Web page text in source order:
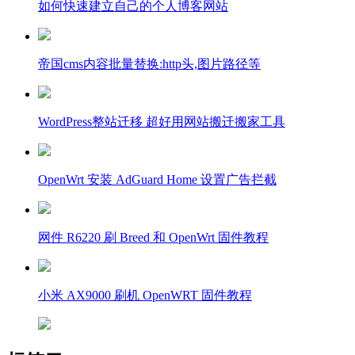
如何快速建立自己的个人博客网站
帝国cms内容批量替换:http头,图片路径等
WordPress整站迁移 超好用网站搬迁搬家工具
OpenWrt 安装 AdGuard Home 设置广告拦截
网件 R6220 刷 Breed 和 OpenWrt 固件教程
小米 AX9000 刷机 OpenWRT 固件教程